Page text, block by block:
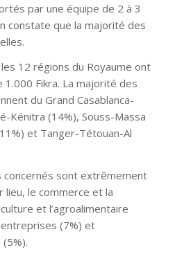
par une équipe de 2 à 3
constate que la majorité des
12 régions du Royaume ont
Fikra. La majorité des
du Grand Casablanca-
Kénitra (14%), Souss-Massa
et Tanger-Tétouan-Al
concernés sont extrêmement
lieu, le commerce et la
et l’agroalimentaire
(7%) et